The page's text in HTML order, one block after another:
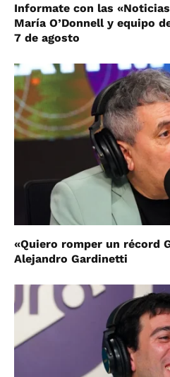
Informate con las
María O’Donnell y equipo
7 de agosto
«Quiero romper un récord
Alejandro Gardinetti